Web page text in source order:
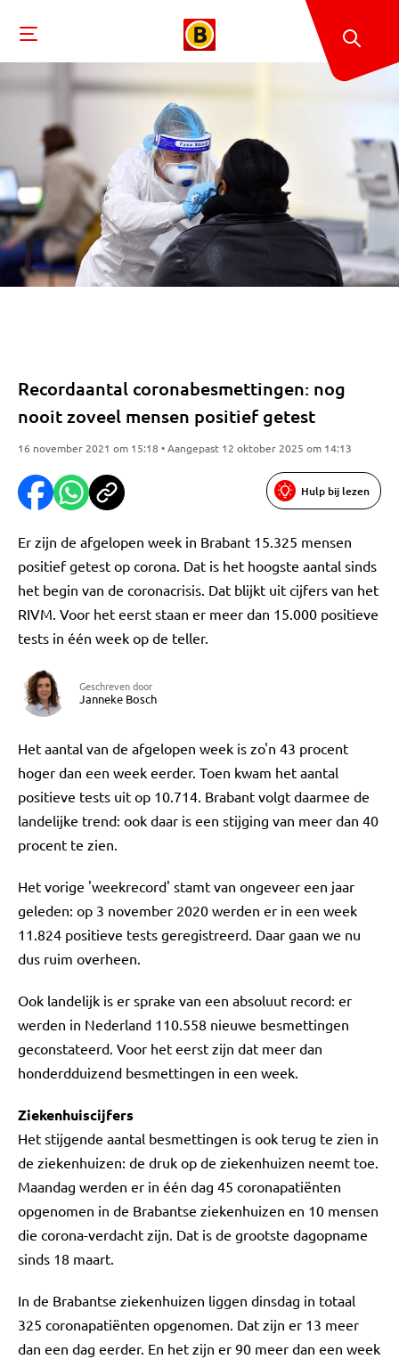
Recordaantal coronabesmettingen: nog
nooit zoveel mensen positief getest
16 november 2021 om 15:18 • Aangepast 12 oktober 2025 om 14:13
Hulp bij lezen
Er zijn de afgelopen week in Brabant 15.325 mensen
positief getest op corona. Dat is het hoogste aantal sinds
het begin van de coronacrisis. Dat blijkt uit cijfers van het
RIVM. Voor het eerst staan er meer dan 15.000 positieve
tests in één week op de teller.
Geschreven door
Janneke Bosch
Het aantal van de afgelopen week is zo'n 43 procent
hoger dan een week eerder. Toen kwam het aantal
positieve tests uit op 10.714. Brabant volgt daarmee de
landelijke trend: ook daar is een stijging van meer dan 40
procent te zien.
Het vorige 'weekrecord' stamt van ongeveer een jaar
geleden: op 3 november 2020 werden er in een week
11.824 positieve tests geregistreerd. Daar gaan we nu
dus ruim overheen.
Ook landelijk is er sprake van een absoluut record: er
werden in Nederland 110.558 nieuwe besmettingen
geconstateerd. Voor het eerst zijn dat meer dan
honderdduizend besmettingen in een week.
Ziekenhuiscijfers
Het stijgende aantal besmettingen is ook terug te zien in
de ziekenhuizen: de druk op de ziekenhuizen neemt toe.
Maandag werden er in één dag 45 coronapatiënten
opgenomen in de Brabantse ziekenhuizen en 10 mensen
die corona-verdacht zijn. Dat is de grootste dagopname
sinds 18 maart.
In de Brabantse ziekenhuizen liggen dinsdag in totaal
325 coronapatiënten opgenomen. Dat zijn er 13 meer
dan een dag eerder. En het zijn er 90 meer dan een week